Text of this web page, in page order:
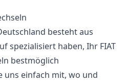
besteht aus
spezialisiert haben, Ihr FIAT
bestmöglich
uns einfach mit, wo und